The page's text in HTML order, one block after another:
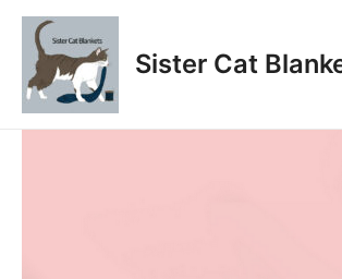
Aller
contenu
Sister Cat